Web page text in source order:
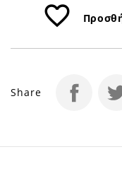
favorite_border
Share